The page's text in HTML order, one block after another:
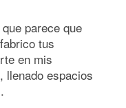
parece que
tus
en mis
llenado espacios